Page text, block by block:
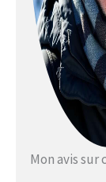
Mon avis